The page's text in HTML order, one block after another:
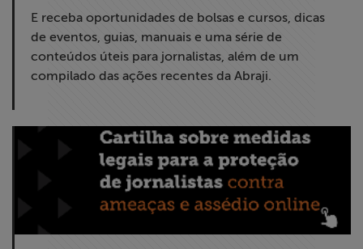
E receba oportunidades de bolsas e cursos, dicas
de eventos, guias, manuais e uma série de
conteúdos úteis para jornalistas, além de um
compilado das ações recentes da Abraji.